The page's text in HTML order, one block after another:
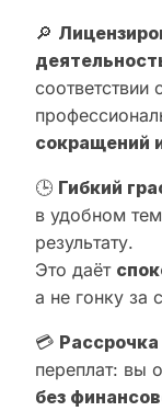
🔎
соответствии
сокращений
🕒 Гибкий
в удобном
результату.
Это даёт
а не гонку за
💳 Рассрочка
переплат: вы
без